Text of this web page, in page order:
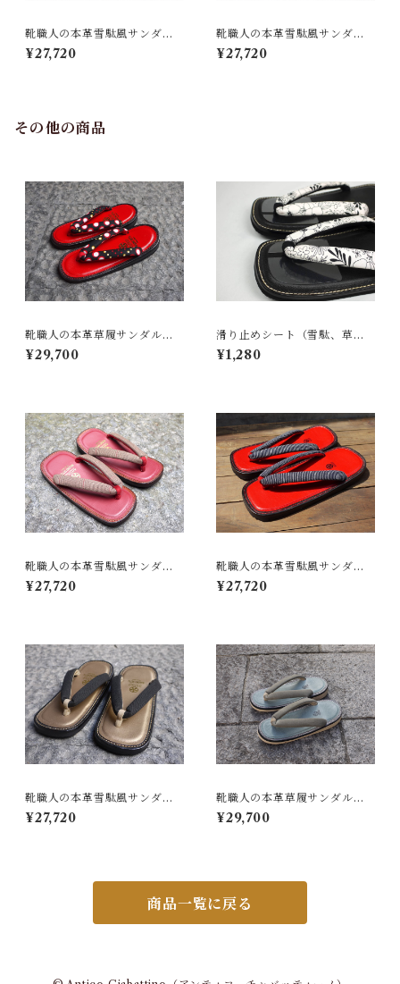
靴職人の本革雪駄風サンダル
「那古野雪駄」（鼻緒：BI#0
20)
¥27,720
靴職人の本革雪駄風サンダル
「那古野雪駄」（鼻緒：BI#0
18-B)
¥27,720
その他の商品
靴職人の本革草履サンダル
「那古野草履」（鼻緒：ST#0
03）
¥29,700
滑り止めシート（雪駄、草履
用）
¥1,280
靴職人の本革雪駄風サンダル
「那古野雪駄」（鼻緒：BI#0
15)
¥27,720
靴職人の本革雪駄風サンダル
「那古野雪駄」（鼻緒：ST#0
34)
¥27,720
靴職人の本革雪駄風サンダル
「那古野雪駄」（鼻緒：BI#0
01-B)
¥27,720
靴職人の本革草履サンダル
「那古野草履」（鼻緒 BI#0
09）
¥29,700
商品一覧に戻る